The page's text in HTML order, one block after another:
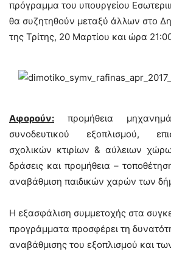
πρόγραμμα του υπουργείου
θα συζητηθούν μεταξύ άλλων στο
της Τρίτης, 20 Μαρτίου και ώρα
Αφορούν: προμήθεια
συνοδευτικού εξοπλισμού,
σχολικών κτιρίων & αύλειων
δράσεις και προμήθεια –
αναβάθμιση παιδικών χαρών των
Η εξασφάλιση συμμετοχής στα
προγράμματα προσφέρει τη
αναβάθμισης του εξοπλισμού και